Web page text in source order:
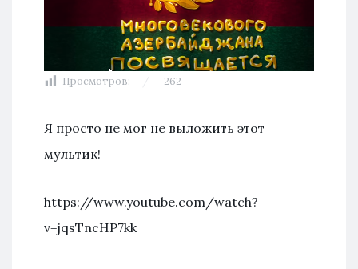
Просмотров: 262
Я просто не мог не выложить этот
мультик!
https://www.youtube.com/watch?
v=jqsTncHP7kk